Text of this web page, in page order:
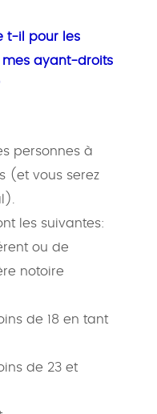
t-il pour les
ayant-droits
personnes à
(et vous serez
les suivantes:
ou de
notoire
de 18 en tant
de 23 et